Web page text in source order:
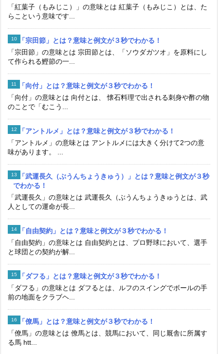
「紅葉子（もみじこ）」の意味とは 紅葉子（もみじこ）とは、た
らこという意味です...
「宗田節」とは？意味と例文が３秒でわかる！
「宗田節」の意味とは 宗田節とは、「ソウダガツオ」を原料にし
て作られる鰹節の一...
「向付」とは？意味と例文が３秒でわかる！
「向付」の意味とは 向付とは、 懐石料理で出される刺身や酢の物
のことで「むこう...
「アントルメ」とは？意味と例文が３秒でわかる！
「アントルメ」の意味とは アントルメには大きく分けて2つの意
味があります。 ...
「武運長久（ぶうんちょうきゅう）」とは？意味と例文が３秒
でわかる！
「武運長久」の意味とは 武運長久（ぶうんちょうきゅうとは、武
人としての運命が長...
「自由契約」とは？意味と例文が３秒でわかる！
「自由契約」の意味とは 自由契約とは、プロ野球において、選手
と球団との契約が解...
「ダフる」とは？意味と例文が３秒でわかる！
「ダフる」の意味とは ダフるとは、ルフのスイングでボールの手
前の地面をクラブヘ...
「僚馬」とは？意味と例文が３秒でわかる！
「僚馬」の意味とは 僚馬とは、競馬において、同じ厩舎に所属す
る馬 htt...